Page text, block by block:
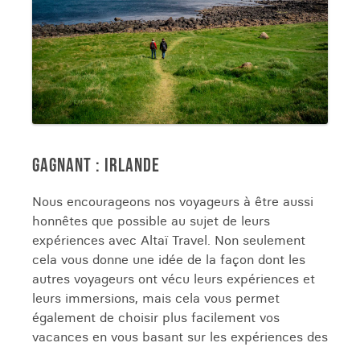
GAGNANT : IRLANDE
Nous encourageons nos voyageurs à être aussi
honnêtes que possible au sujet de leurs
expériences avec Altaï Travel. Non seulement
cela vous donne une idée de la façon dont les
autres voyageurs ont vécu leurs expériences et
leurs immersions, mais cela vous permet
également de choisir plus facilement vos
vacances en vous basant sur les expériences des